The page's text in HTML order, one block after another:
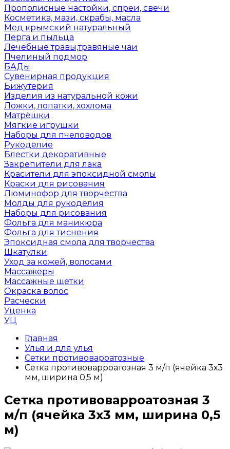
Прополисные настойки, спреи, свечи
Косметика, мази, скрабы, масла
Мед крымский натуральный
Перга и пыльца
Лечебные травы,травяные чаи
Пчелиный подмор
БАДы
Сувенирная продукция
Бижутерия
Изделия из натуральной кожи
Ложки, лопатки, хохлома
Матрёшки
Мягкие игрушки
Наборы для пчеловодов
Рукоделие
Блестки декоративные
Закрепители для лака
Красители для эпоксидной смолы
Краски для рисования
Люминофор для творчества
Молды для рукоделия
Наборы для рисования
Фольга для маникюра
Фольга для тиснения
Эпоксидная смола для творчества
Шкатулки
Уход за кожей, волосами
Массажеры
Массажные щетки
Окраска волос
Расчески
Уценка
УЦ
Главная
Улья и для улья
Сетки противовароатозные
Сетка противоварроатозная 3 м/п (ячейка 3х3
мм, ширина 0,5 м)
Сетка противоварроатозная 3
м/п (ячейка 3х3 мм, ширина 0,5
м)